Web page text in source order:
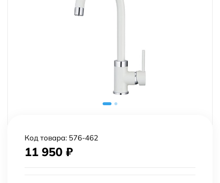
Код товара: 576-462
11 950 ₽